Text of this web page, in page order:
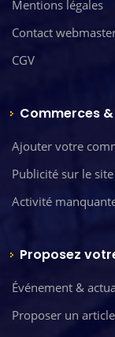
Mentions légales
Contact
CGV
Commerces
Ajouter votre
Publicité sur le site
Activité
Proposez
Événement &
Proposer un